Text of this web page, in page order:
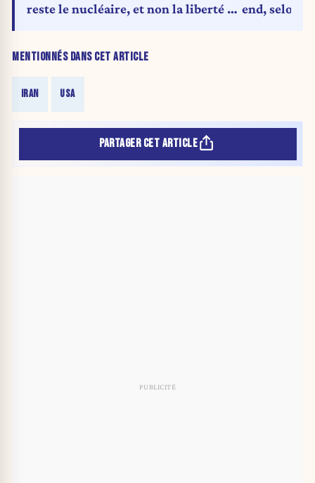
MENTIONNÉS DANS CET ARTICLE
IRAN USA
reste le nucléaire, et non la liberté du end, selon
PARTAGER CET ARTICLE